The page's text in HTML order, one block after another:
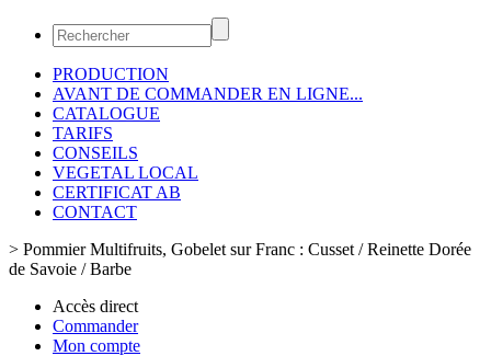
PRODUCTION
AVANT DE COMMANDER EN LIGNE...
CATALOGUE
TARIFS
CONSEILS
VEGETAL LOCAL
CERTIFICAT AB
CONTACT
> Pommier Multifruits, Gobelet sur Franc : Cusset / Reinette Dorée
de Savoie / Barbe
Accès direct
Commander
Mon compte